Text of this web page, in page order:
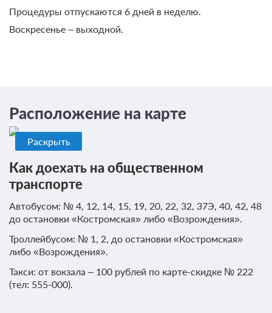
12м
Две односпальных кровати
Санаторно-курортное лечение
Подробнее
В стоимость входит:
лечение, четырехразовое питание
3 560
ЗА ДЕНЬ ДЛЯ 1 ГОСТЯ
Процедуры отпускаются 6 дней в неделю.
Воскресенье – выходной.
Расположение на карте
Раскрыть
Как доехать на общественном
транспорте
Автобусом: № 4, 12, 14, 15, 19, 20, 22, 32, 37Э, 40, 42, 48
до остановки «Костромская» либо «Возрождения».
Троллейбусом: № 1, 2, до остановки «Костромская»
либо «Возрождения».
Такси: от вокзала – 100 рублей по карте-скидке № 222
(тел: 555-000).